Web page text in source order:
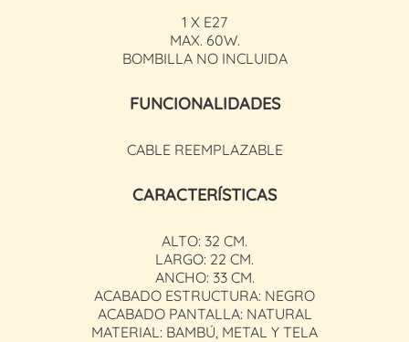
1 X E27
MAX. 60W.
BOMBILLA NO INCLUIDA
FUNCIONALIDADES
CABLE REEMPLAZABLE
CARACTERÍSTICAS
ALTO: 32 CM.
LARGO: 22 CM.
ANCHO: 33 CM.
ACABADO ESTRUCTURA: NEGRO
ACABADO PANTALLA: NATURAL
MATERIAL: BAMBÚ, METAL Y TELA